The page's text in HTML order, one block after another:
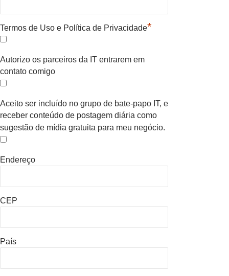
Termos de Uso e Política de Privacidade*
Autorizo os parceiros da IT entrarem em
contato comigo
Aceito ser incluído no grupo de bate-papo IT, e
receber conteúdo de postagem diária como
sugestão de mídia gratuita para meu negócio.
Endereço
CEP
País